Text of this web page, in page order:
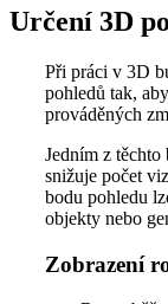
Určení 3D
Při práci v 3D
pohledů tak,
prováděných
Jedním z
snižuje počet
bodu pohledu
objekty nebo
Zobrazení